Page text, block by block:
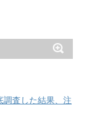
調査した結果、注